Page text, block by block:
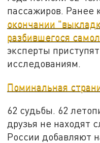
пассажиров. Ранее
окончании
разбившегося
эксперты
исследованиям.
Поминальная
62 судьбы. 62
друзья не находят
России добавляют